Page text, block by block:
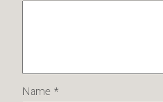
Name *